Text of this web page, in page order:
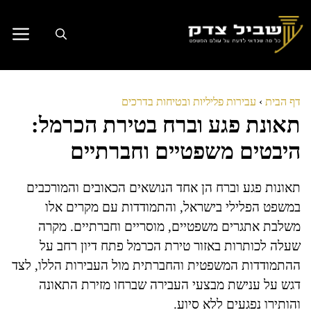
לתוכן
דף הבית › עבירות פליליות ובטיחות בדרכים
תאונת פגע וברח בטירת הכרמל:
היבטים משפטיים וחברתיים
תאונות פגע וברח הן אחד הנושאים הכאובים והמורכבים
במשפט הפלילי בישראל, והתמודדות עם מקרים אלו
משלבת אתגרים משפטיים, מוסריים וחברתיים. מקרה
שעלה לכותרות באזור טירת הכרמל פתח דיון רחב על
ההתמודדות המשפטית והחברתית מול העבירות הללו, לצד
דגש על ענישת מבצעי העבירה שברחו מזירת התאונה
והותירו נפגעים ללא סיוע.